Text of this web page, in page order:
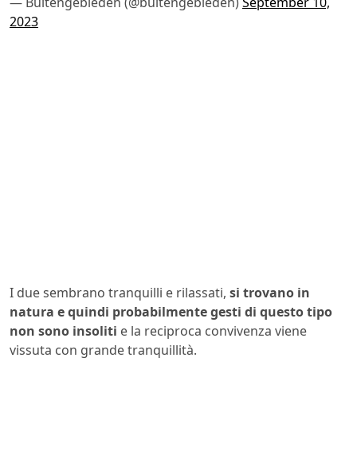
2023
I due sembrano tranquilli e rilassati, si trovano in
natura e quindi probabilmente gesti di questo tipo
non sono insoliti e la reciproca convivenza viene
vissuta con grande tranquillità.